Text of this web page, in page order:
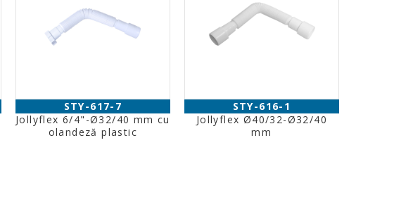
STY-617-7
Jollyflex 6/4"-Ø32/40 mm cu
olandeză plastic
STY-616-1
Jollyflex Ø40/32-Ø32/40
mm